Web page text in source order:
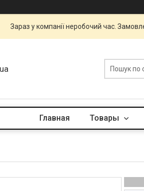
Зараз у компанії неробочий час.
Главная Товары